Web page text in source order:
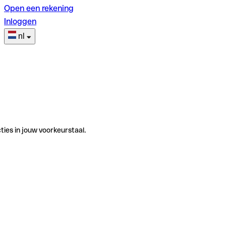
Open een rekening
Inloggen
nl
in jouw voorkeurstaal.